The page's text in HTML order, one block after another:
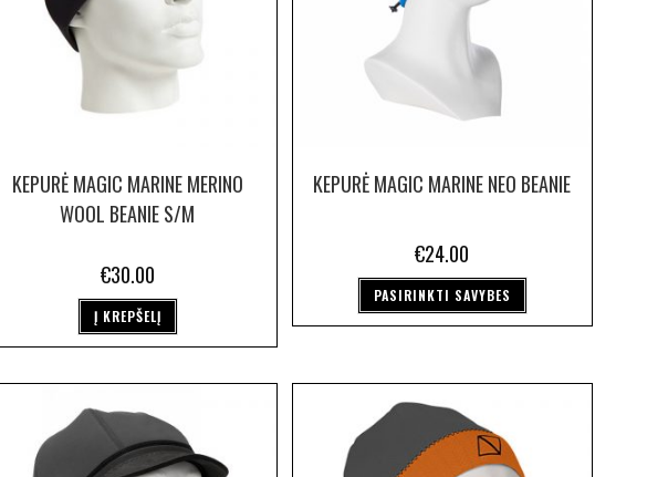
KEPURĖ MAGIC MARINE MERINO
WOOL BEANIE S/M
€30.00
Į KREPŠELĮ
KEPURĖ MAGIC MARINE NEO BEANIE
€24.00
PASIRINKTI SAVYBES